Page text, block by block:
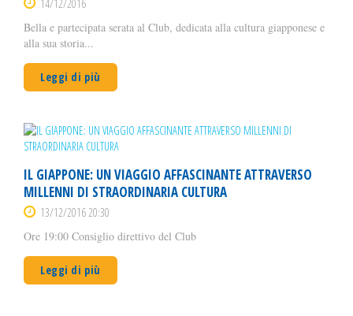
14/12/2016
Bella e partecipata serata al Club, dedicata alla cultura giapponese e
alla sua storia...
Leggi di più
IL GIAPPONE: UN VIAGGIO AFFASCINANTE ATTRAVERSO
MILLENNI DI STRAORDINARIA CULTURA
13/12/2016 20:30
Ore 19:00 Consiglio direttivo del Club
Leggi di più